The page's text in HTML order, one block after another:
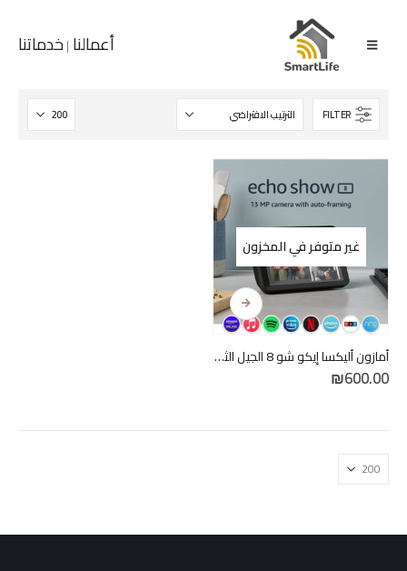
أعمالنا |خدماتنا
FILTER
غير متوفر في المخزون
أمازون أليكسا إيكو شو 8 الجيل الثاني Amazon Echo Show 8 2nd Gen HD and 13 MP camera
₪600.00